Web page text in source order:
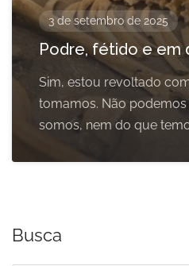
3 de setembro de 2025
Podre, fétido e em
Sim, estou revoltado
tomamos. Não
somos, nem do que
Busca